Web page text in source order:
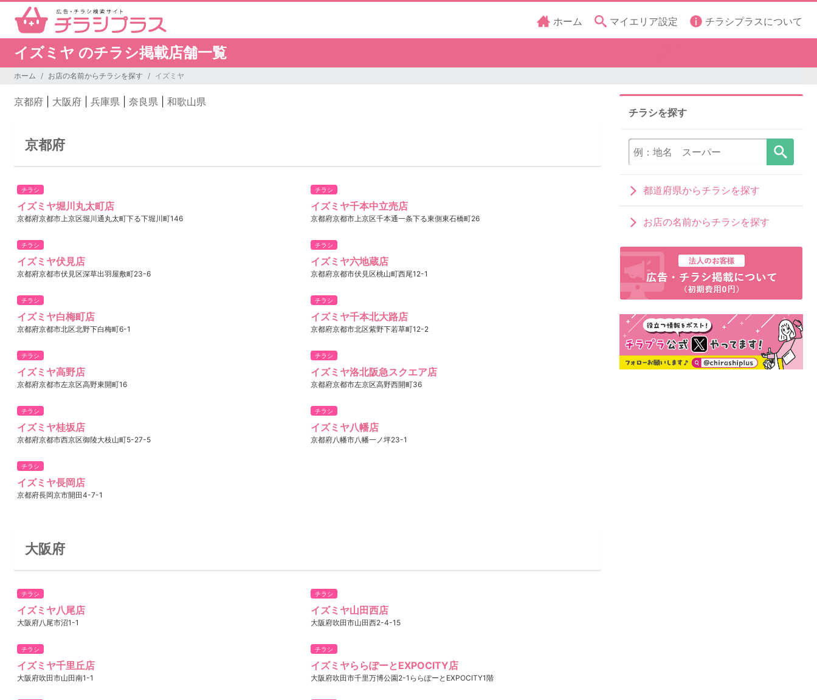
ホーム マイエリア設定 チラシプラスについて
イズミヤ のチラシ掲載店舗一覧
ホーム お店の名前からチラシを探す イズミヤ
京都府 大阪府 兵庫県 奈良県 和歌山県
京都府
チラシ
イズミヤ堀川丸太町店
京都府京都市上京区堀川通丸太町下る下堀川町146
チラシ
イズミヤ千本中立売店
京都府京都市上京区千本通一条下る東側東石橋町26
チラシ
イズミヤ伏見店
京都府京都市伏見区深草出羽屋敷町23-6
チラシ
イズミヤ六地蔵店
京都府京都市伏見区桃山町西尾12-1
チラシ
イズミヤ白梅町店
京都府京都市北区北野下白梅町6-1
チラシ
イズミヤ千本北大路店
京都府京都市北区紫野下若草町12-2
チラシ
イズミヤ高野店
京都府京都市左京区高野東開町16
チラシ
イズミヤ洛北阪急スクエア店
京都府京都市左京区高野西開町36
チラシ
イズミヤ桂坂店
京都府京都市西京区御陵大枝山町5-27-5
チラシ
イズミヤ八幡店
京都府八幡市八幡一ノ坪23-1
チラシ
イズミヤ長岡店
京都府長岡京市開田4-7-1
大阪府
チラシ
イズミヤ八尾店
大阪府八尾市沼1-1
チラシ
イズミヤ山田西店
大阪府吹田市山田西2-4-15
チラシ
イズミヤ千里丘店
大阪府吹田市山田南1-1
チラシ
イズミヤららぽーとEXPOCITY店
大阪府吹田市千里万博公園2-1ららぽーとEXPOCITY1階
チラシを探す
都道府県からチラシを探す
お店の名前からチラシを探す